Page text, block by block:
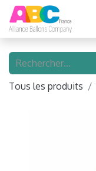
Tous les produits